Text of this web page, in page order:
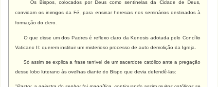
Os Bispos, colocados por Deuscomo
sentinelas da Cidade de Deus,
convidam os inimigos da Fé, para ensinar heresias nos seminários destinados à
formação do clero.
O que disse um dos Padres é reflexo claro da Kenosis adotada pelo Concílio
Vaticano II: querem instituir um misterioso processo de auto demolição da Igreja.
Só assim se explica a frase terrível de um sacerdote católico ante a pregação
desse lobo luterano às ovelhas diante do Bispo que devia defendê-las: